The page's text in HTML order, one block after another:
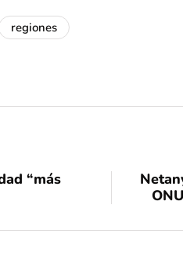
regiones
“más